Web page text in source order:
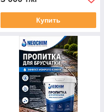
Купить